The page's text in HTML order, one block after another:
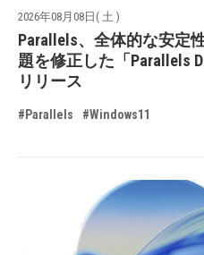
2026年08月08日( 土 )
Parallels、全体的な安定
題を修正した「Parallels
リリース
#Parallels #Windows11